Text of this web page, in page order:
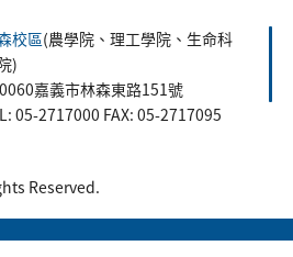
校區(農學院、理工學院、生命科
)
嘉義市林森東路151號
05-2717000 FAX: 05-2717095
Reserved.